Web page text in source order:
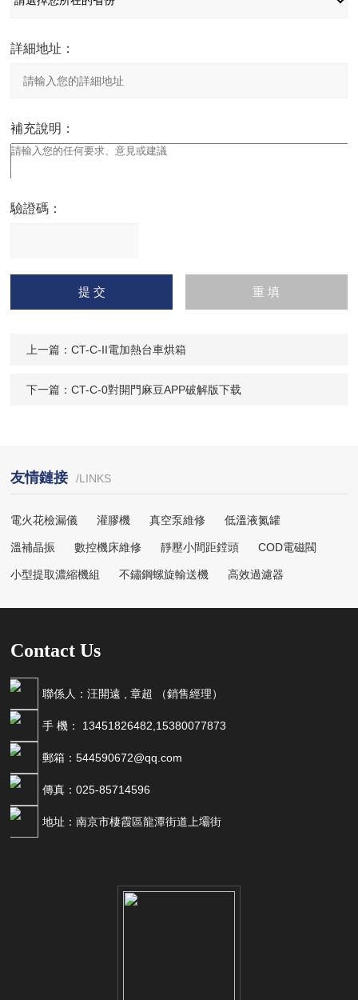
詳細地址：
補充說明：
驗證碼：
請
輸入計算結果（填寫阿拉
伯數字），如：三加四=7
上一篇：CT-C-II電加熱台車烘箱
下一篇：CT-C-0對開門麻豆APP破解版下载
友情鏈接 /LINKS
電火花檢漏儀 灌膠機 真空泵維修 低溫液氮罐
溫補晶振 數控機床維修 靜壓小間距鏜頭 COD電磁閥
小型提取濃縮機組 不鏽鋼螺旋輸送機 高效過濾器
Contact Us
聯係人：汪開遠 , 章超 （銷售經理）
手 機： 13451826482,15380077873
郵箱：544590672@qq.com
傳真：025-85714596
地址：南京市棲霞區龍潭街道上壩街